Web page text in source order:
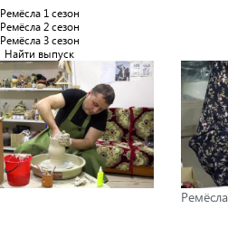
Ремёсла 1 сезон
Ремёсла 2 сезон
Ремёсла 3 сезон
Найти выпуск
Ремёсла